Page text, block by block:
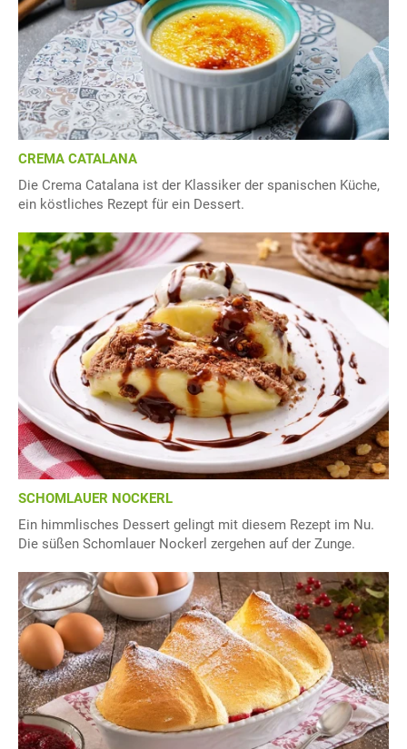
CREMA CATALANA
Die Crema Catalana ist der Klassiker der spanischen Küche,
ein köstliches Rezept für ein Dessert.
SCHOMLAUER NOCKERL
Ein himmlisches Dessert gelingt mit diesem Rezept im Nu.
Die süßen Schomlauer Nockerl zergehen auf der Zunge.